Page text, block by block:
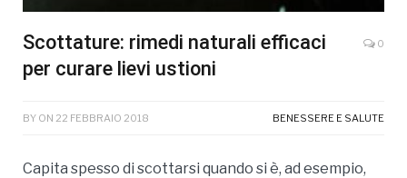
Scottature: rimedi naturali efficaci
per curare lievi ustioni
0
BY ON 22 FEBBRAIO 2018 BENESSERE E SALUTE
Capita spesso di scottarsi quando si è, ad esempio,